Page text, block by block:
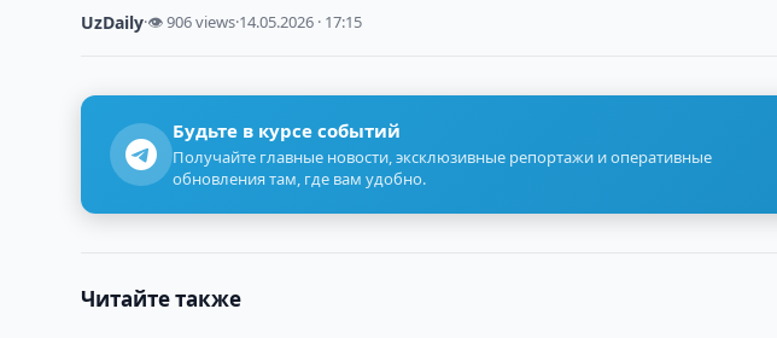
UzDaily·👁 906 views·14.05.2026 · 17:15
Будьте в курсе событий
Получайте главные новости, эксклюзивные репортажи и оперативные
обновления там, где вам удобно.
Читайте также